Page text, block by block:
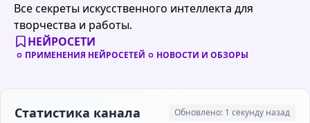
Все секреты искусственного интеллекта для
творчества и работы.
НЕЙРОСЕТИ
ПРИМЕНЕНИЯ НЕЙРОСЕТЕЙ НОВОСТИ И ОБЗОРЫ
Статистика канала Обновлено: 1 секунду назад